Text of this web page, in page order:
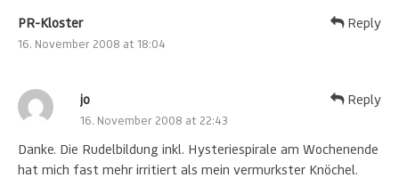
PR-Kloster
16. November 2008 at 18:04
Reply
jo
16. November 2008 at 22:43
Danke. Die Rudelbildung inkl. Hysteriespirale am Wochenende
hat mich fast mehr irritiert als mein vermurkster Knöchel.
Reply